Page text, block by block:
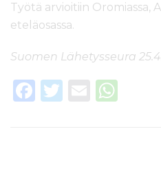
Työtä arvioitiin Oromiassa,
eteläosassa.
Suomen Lähetysseura
F
T
E